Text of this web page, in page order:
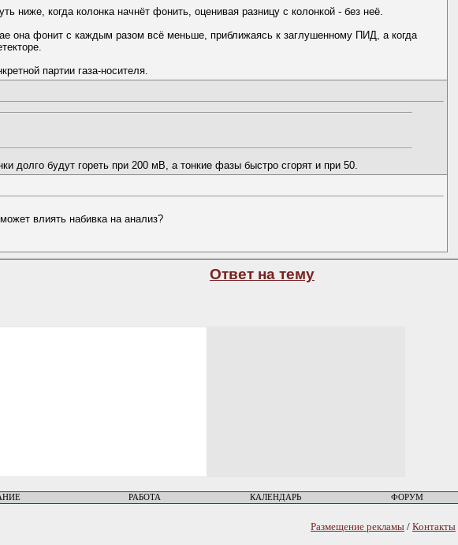
ниже, когда колонка начнёт фонить, оценивая разницу с колонкой - без неё.
она фонит с каждым разом всё меньше, приближаясь к заглушенному ПИД, а когда
партии газа-носителя.
долго будут гореть при 200 мВ, а тонкие фазы быстро сгорят и при 50.
влиять набивка на анализ?
Ответ на тему
РАБОТА КАЛЕНДАРЬ ФОРУМ
Размещение рекламы / Контакты